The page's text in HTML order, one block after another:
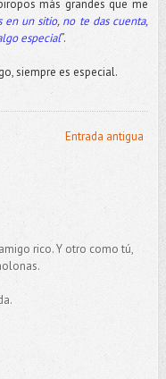
más grandes que me
en un sitio, no te das cuenta,
especial”.
siempre es especial.
Entrada antigua
rico. Y otro como tú,